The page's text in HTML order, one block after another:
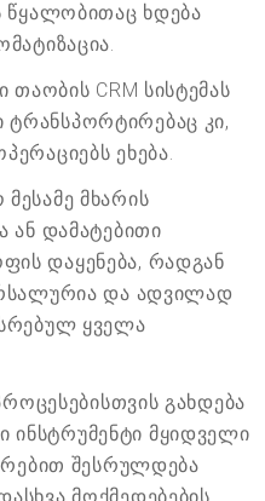
წყალობითაც ხდება
თაობის CRM სისტემას
კი,
ეხება.
მხარის
ან დამატებითი
დაყენება, რადგან
და ადვილად
ყველა
გახდება
მყიდველი
შესრულდება